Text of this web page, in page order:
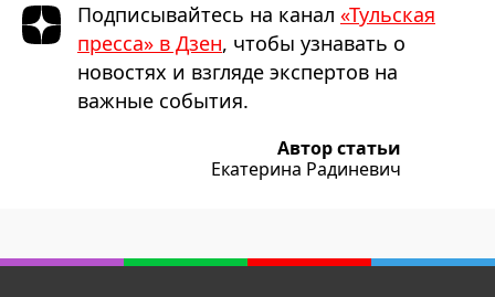
Подписывайтесь на канал «Тульская
пресса» в Дзен, чтобы узнавать о
новостях и взгляде экспертов на
важные события.
Автор статьи
Екатерина Радиневич